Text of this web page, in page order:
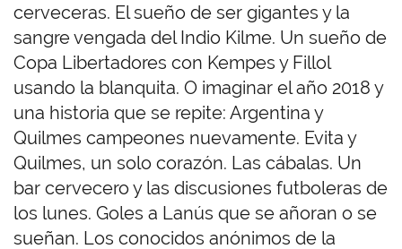
cerveceras. El sueño de ser gigantes y la
sangre vengada del Indio Kilme. Un sueño de
Copa Libertadores con Kempes y Fillol
usando la blanquita. O imaginar el año 2018 y
una historia que se repite: Argentina y
Quilmes campeones nuevamente. Evita y
Quilmes, un solo corazón. Las cábalas. Un
bar cervecero y las discusiones futboleras de
los lunes. Goles a Lanús que se añoran o se
sueñan. Los conocidos anónimos de la